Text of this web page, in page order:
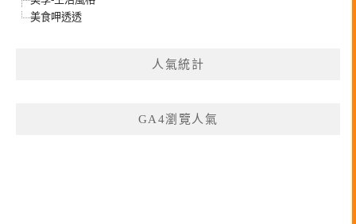
美食呷透透
人氣統計
GA4瀏覽人氣